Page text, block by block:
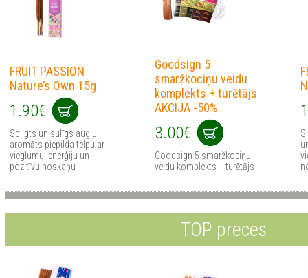
FRUIT PASSION
Nature’s Own 15g
1.90€
Spilgts un sulīgs augļu
aromāts piepilda telpu ar
vieglumu, enerģiju un
pozitīvu noskaņu
Goodsign 5
smaržkociņu veidu
komplekts + turētājs
AKCIJA -50%
3.00€
Goodsign 5 smaržkociņu
veidu komplekts + turētājs
TOP preces